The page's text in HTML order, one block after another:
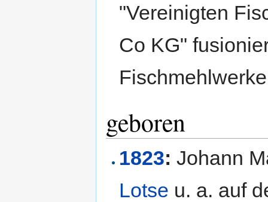
"Vereinigten
Co KG"
geboren
1823: Johann
Lotse u. a. auf